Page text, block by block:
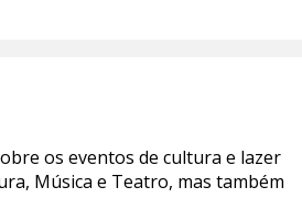
os eventos de cultura e lazer
Música e Teatro, mas também